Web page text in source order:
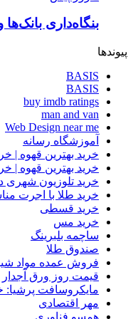
بنگاه‌داری
پیوندها
BASIS
BASIS
buy imdb ratings
man and van
Web Design near me
آموزشگاه رسانه
خرید بهترین قهوه |
خرید بهترین قهوه |
خرید تلوزیون شهری
خرید طلا با اجرت
خرید قسطی
خرید مس
ساچمه بلبرینگ
صندوق طلا
فروش عمده مواد
قیمت روز ورق آجدار
مایکروسافت پرشیا:
مهر اقتصادی